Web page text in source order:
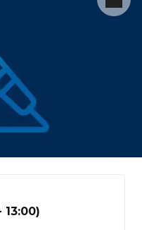
13:00)